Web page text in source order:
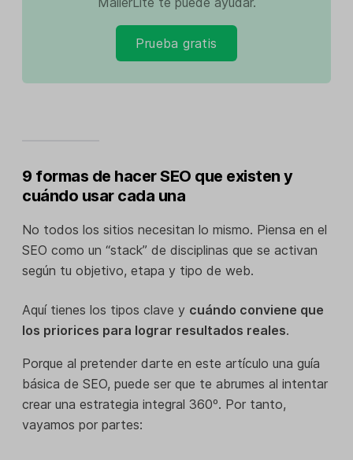
Prueba gratis
9 formas de hacer SEO que existen y
cuándo usar cada una
No todos los sitios necesitan lo mismo. Piensa en el
SEO como un “stack” de disciplinas que se activan
según tu objetivo, etapa y tipo de web.
Aquí tienes los tipos clave y cuándo conviene que
los priorices para lograr resultados reales.
Porque al pretender darte en este artículo una guía
básica de SEO, puede ser que te abrumes al intentar
crear una estrategia integral 360º. Por tanto,
vayamos por partes: